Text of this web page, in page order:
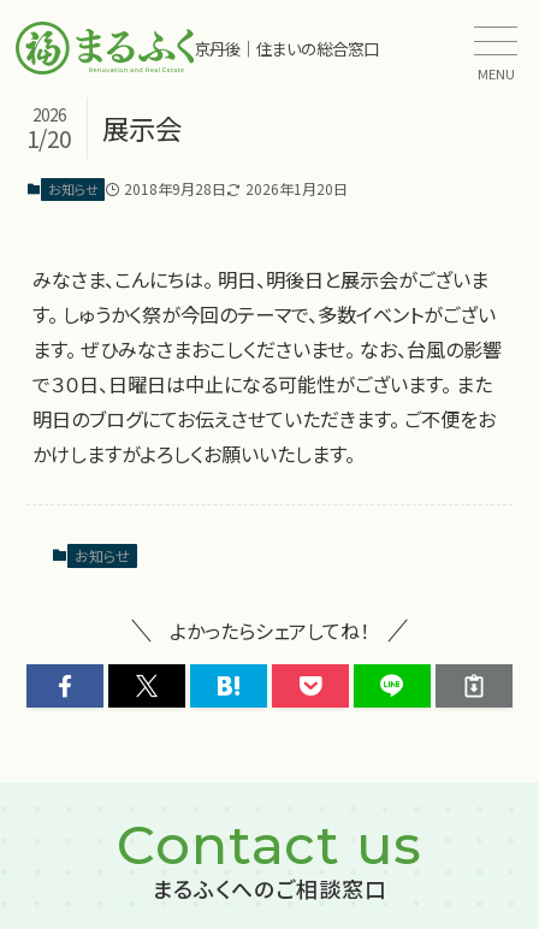
京丹後｜住まいの総合窓口
MENU
展示会
2026
1/20
お知らせ 2018年9月28日 2026年1月20日
みなさま、こんにちは。 明日、明後日と展示会がございま
す。 しゅうかく祭が今回のテーマで、多数イベントがござい
ます。 ぜひみなさまおこしくださいませ。 なお、台風の影響
で３０日、日曜日は中止になる可能性がございます。 また
明日のブログにてお伝えさせていただきます。 ご不便をお
かけしますがよろしくお願いいたします。
お知らせ
よかったらシェアしてね！
Contact us
まるふくへのご相談窓口